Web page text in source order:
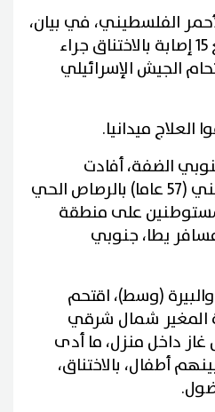
الفلسطيني، في بيان،
إن طواقمها تعاملت مع 15 إصابة بالاختناق جراء
الجيش الإسرائيلي
العلاج ميدانيا.
الضفة، أفادت
الجمعية بإصابة فلسطيني (57 عاما) بالرصاص الحي
على منطقة
يطا، جنوبي
(وسط)، اقتحم
المغير شمال شرقي
غاز داخل منزل، ما أدى
أطفال، بالاختناق،